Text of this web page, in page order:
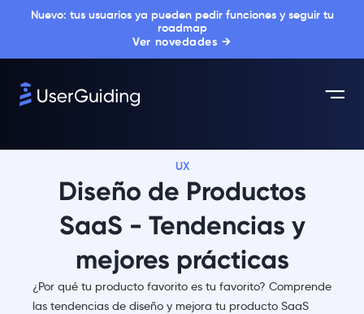
Nuevo: tus usuarios ya pueden pedir funciones y seguir tu
roadmap
Ver novedades →
UX
Diseño de Productos
SaaS - Tendencias y
mejores prácticas
¿Por qué tu producto favorito es tu favorito? Comprende
las tendencias de diseño y mejora tu producto SaaS